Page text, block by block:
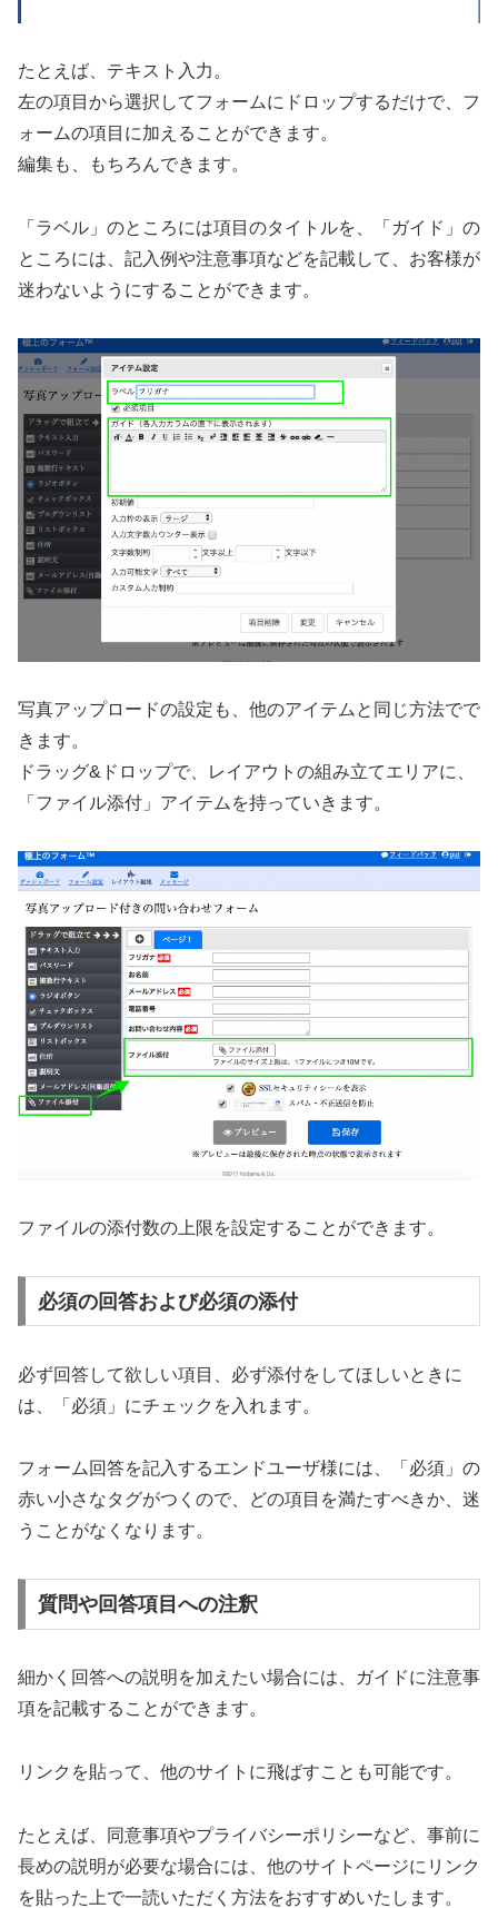
たとえば、テキスト入力。
左の項目から選択してフォームにドロップするだけで、フ
ォームの項目に加えることができます。
編集も、もちろんできます。
「ラベル」のところには項目のタイトルを、「ガイド」の
ところには、記入例や注意事項などを記載して、お客様が
迷わないようにすることができます。
写真アップロードの設定も、他のアイテムと同じ方法でで
きます。
ドラッグ&ドロップで、レイアウトの組み立てエリアに、
「ファイル添付」アイテムを持っていきます。
ファイルの添付数の上限を設定することができます。
必須の回答および必須の添付
必ず回答して欲しい項目、必ず添付をしてほしいときに
は、「必須」にチェックを入れます。
フォーム回答を記入するエンドユーザ様には、「必須」の
赤い小さなタグがつくので、どの項目を満たすべきか、迷
うことがなくなります。
質問や回答項目への注釈
細かく回答への説明を加えたい場合には、ガイドに注意事
項を記載することができます。
リンクを貼って、他のサイトに飛ばすことも可能です。
たとえば、同意事項やプライバシーポリシーなど、事前に
長めの説明が必要な場合には、他のサイトページにリンク
を貼った上で一読いただく方法をおすすめいたします。